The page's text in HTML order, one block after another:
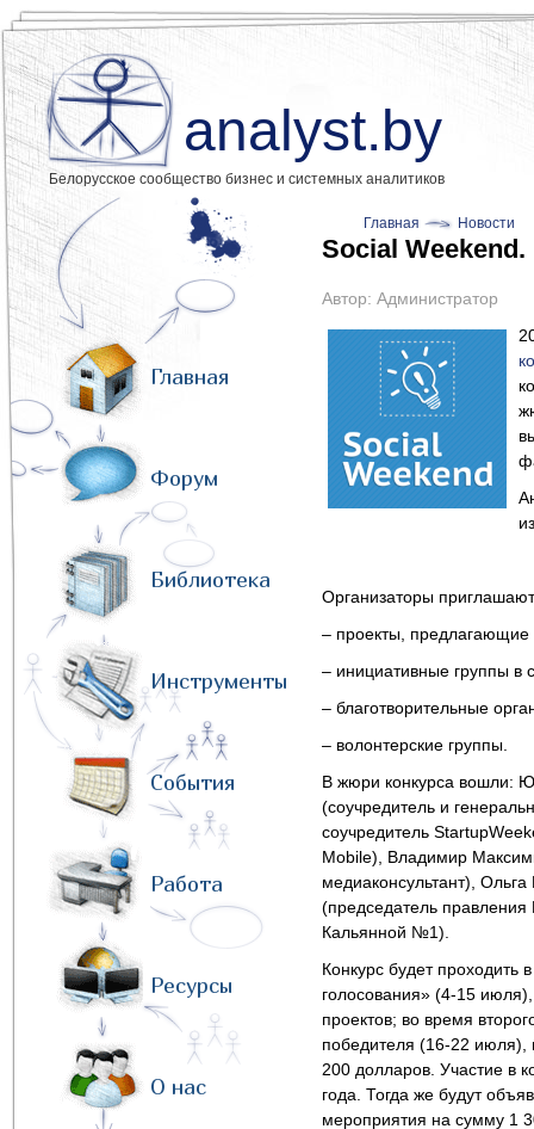
analyst.by
Белорусское сообщество бизнес и системных аналитиков
Главная
Форум
Библиотека
Инструменты
События
Работа
Ресурсы
О нас
Главная Новости
Social
Автор: Администратор
Организаторы
– проекты,
– инициативные группы в
– благотворительные
– волонтерские группы.
В жюри конкурса вошли:
(соучредитель и
соучредитель
Mobile), Владимир
медиаконсультант),
(председатель
Кальянной №1).
Конкурс будет проходить
голосования» (4-15
проектов; во время
победителя (16-22 июля),
200 долларов. Участие в
года. Тогда же будут
мероприятия на сумму 1